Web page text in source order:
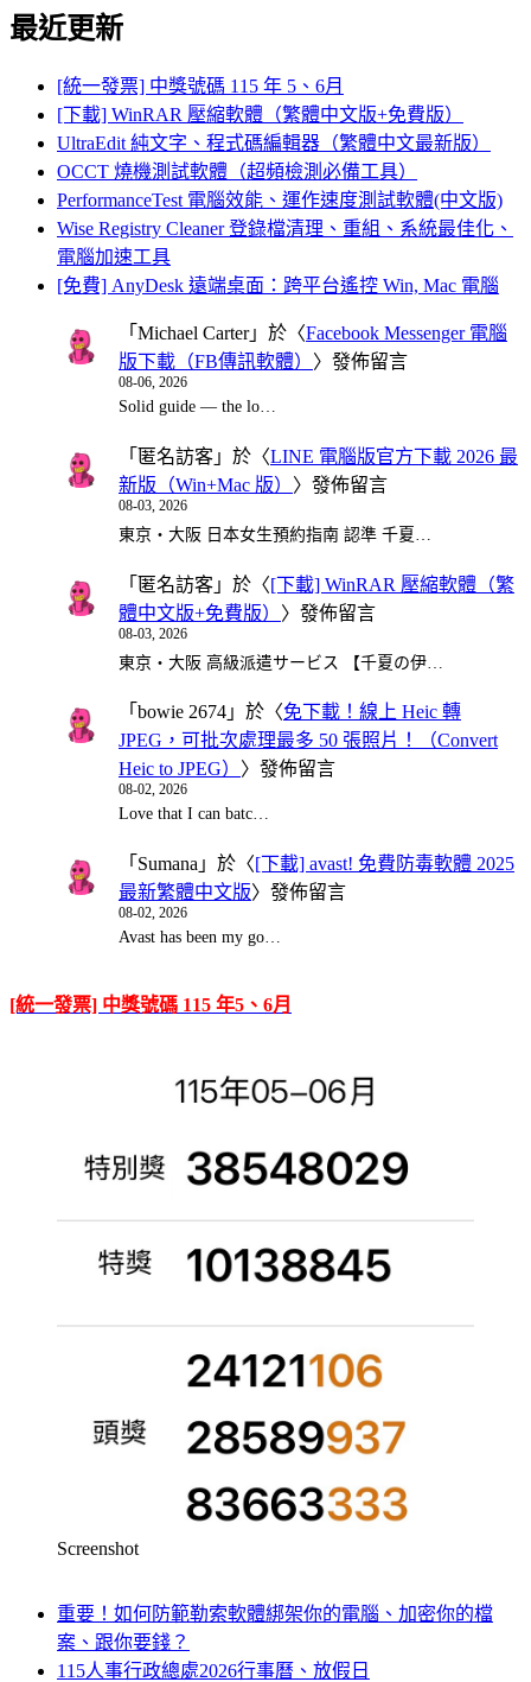
最近更新
[統一發票] 中獎號碼 115 年 5、6月
[下載] WinRAR 壓縮軟體（繁體中文版+免費版）
UltraEdit 純文字、程式碼編輯器（繁體中文最新版）
OCCT 燒機測試軟體（超頻檢測必備工具）
PerformanceTest 電腦效能、運作速度測試軟體(中文版)
Wise Registry Cleaner 登錄檔清理、重組、系統最佳化、
電腦加速工具
[免費] AnyDesk 遠端桌面：跨平台遙控 Win, Mac 電腦
「 Michael Carter」於〈Facebook Messenger 電腦
版下載（FB傳訊軟體） 〉發佈留言
08-06, 2026
Solid guide — the lo…
「 匿名訪客 」於〈LINE 電腦版官方下載 2026 最
新版（Win+Mac 版） 〉發佈留言
08-03, 2026
東京・大阪 日本女生預約指南 認準 千夏…
「 匿名訪客 」於〈[下載] WinRAR 壓縮軟體（繁
體中文版+免費版） 〉發佈留言
08-03, 2026
東京・大阪 高級派遣サービス 【千夏の伊…
「 bowie 2674 」於〈免下載！線上 Heic 轉
JPEG，可批次處理最多 50 張照片！（Convert
Heic to JPEG） 〉發佈留言
08-02, 2026
Love that I can batc…
「 Sumana 」於〈[下載] avast! 免費防毒軟體 2025
最新繁體中文版〉發佈留言
08-02, 2026
Avast has been my go…
[統一發票] 中獎號碼 115 年5、6月
Screenshot
重要！如何防範勒索軟體綁架你的電腦、加密你的檔
案、跟你要錢？
115人事行政總處2026行事曆、放假日